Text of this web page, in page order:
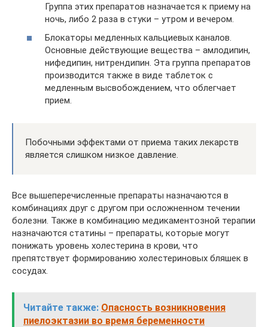
Группа этих препаратов назначается к приему на
ночь, либо 2 раза в стуки – утром и вечером.
Блокаторы медленных кальциевых каналов.
Основные действующие вещества – амлодипин,
нифедипин, нитрендипин. Эта группа препаратов
производится также в виде таблеток с
медленным высвобождением, что облегчает
прием.
Побочными эффектами от приема таких лекарств
является слишком низкое давление.
Все вышеперечисленные препараты назначаются в
комбинациях друг с другом при осложненном течении
болезни. Также в комбинацию медикаментозной терапии
назначаются статины – препараты, которые могут
понижать уровень холестерина в крови, что
препятствует формированию холестериновых бляшек в
сосудах.
Читайте также: Опасность возникновения
пиелоэктазии во время беременности